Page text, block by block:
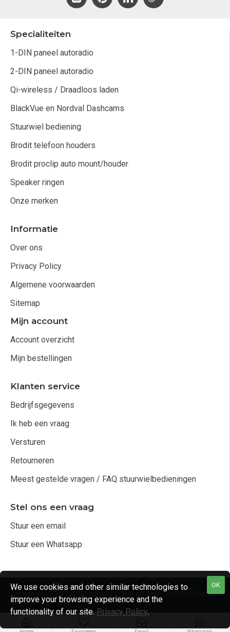
Specialiteiten
1-DIN paneel autoradio
2-DIN paneel autoradio
Qi-wireless / Draadloos laden
BlackVue en Nordval Dashcams
Stuurwiel bediening
Brodit telefoon houders
Brodit proclip auto mount/houder
Speaker ringen
Onze merken
Informatie
Over ons
Privacy Policy
Algemene voorwaarden
Sitemap
Mijn account
Account overzicht
Mijn bestellingen
Klanten service
Bedrijfsgegevens
Ik heb een vraag
Versturen
Retourneren
Meest gestelde vragen / FAQ stuurwielbedieningen
Stel ons een vraag
Stuur een email
Stuur een Whatsapp
Copyright © 2021, Audio4cars Alle rechten voorbehouden
OK
We use cookies and other similar technologies to
improve your browsing experience and the
functionality of our site. Privacy Policy.